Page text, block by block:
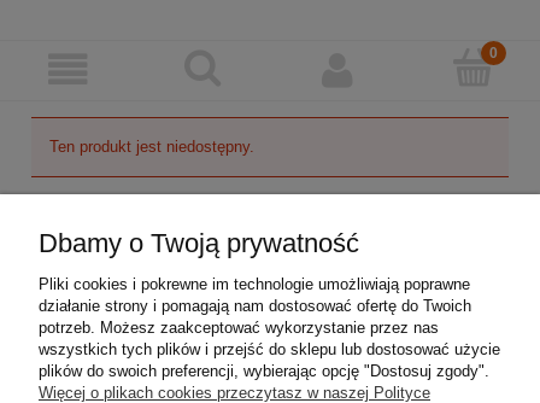
Ten produkt jest niedostępny.
Płatności i dostawa
Informacje
Dbamy o Twoją prywatność
Pliki cookies i pokrewne im technologie umożliwiają poprawne
działanie strony i pomagają nam dostosować ofertę do Twoich
potrzeb. Możesz zaakceptować wykorzystanie przez nas
wszystkich tych plików i przejść do sklepu lub dostosować użycie
plików do swoich preferencji, wybierając opcję "Dostosuj zgody".
Więcej o plikach cookies przeczytasz w naszej Polityce